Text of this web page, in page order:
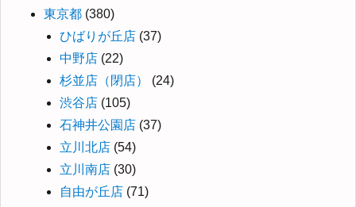
東京都 (380)
ひばりが丘店 (37)
中野店 (22)
杉並店（閉店）
(24)
渋谷店 (105)
石神井公園店 (37)
立川北店 (54)
立川南店 (30)
自由が丘店 (71)